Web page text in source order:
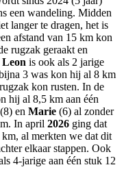
een wandeling. Midden
langer te dragen, het is
afstand van 15 km kon
rugzak geraakt en
Leon is ook als 2 jarige
3 was kon hij al 8 km
kon rusten. In de
hij al 8,5 km aan één
(8) en Marie (6) al zonder
In april 2026 ging dat
al merkten we dat dit
elkaar stappen. Ook
4-jarige aan één stuk 12